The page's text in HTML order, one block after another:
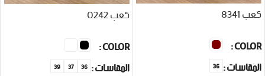
كعب 8341
COLOR
المقاسات
36
كعب 0242
COLOR
المقاسات
36
37
39